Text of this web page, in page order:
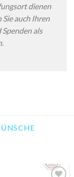
dienen
auch Ihren
als